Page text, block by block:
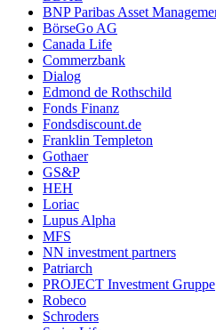
BNP Paribas Asset
BörseGo AG
Canada Life
Commerzbank
Dialog
Edmond de Rothschild
Fonds Finanz
Fondsdiscount.de
Franklin Templeton
Gothaer
GS&P
HEH
Loriac
Lupus Alpha
MFS
NN investment partners
Patriarch
PROJECT Investment Gruppe
Robeco
Schroders